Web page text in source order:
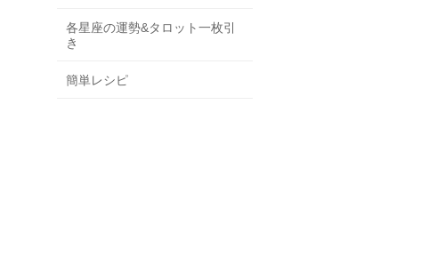
各星座の運勢&タロット一枚引
き
簡単レシピ